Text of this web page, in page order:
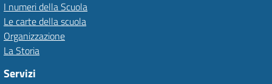
I numeri della Scuola
Le carte della scuola
Organizzazione
La Storia
Servizi